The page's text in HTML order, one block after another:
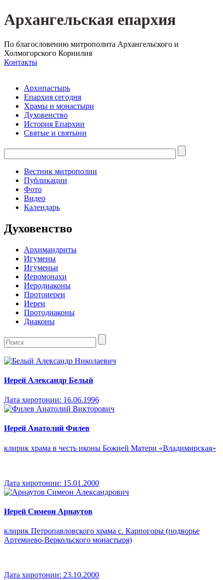
Архангельская епархия
По благословению митрополита Архангельского и
Холмогорского Корнилия
Контакты
Архипастырь
Епархия сегодня
Храмы и монастыри
Духовенство
История Епархии
Святые и святыни
Вестник митрополии
Публикации
Фото
Видео
Календарь
Духовенство
Архимандриты
Игумены
Игуменьи
Иеромонахи
Иеродиаконы
Протоиереи
Иереи
Протодиаконы
Диаконы
Иерей Александр Белый
Дата хиротонии: 16.06.1996
Иерей Анатолий Филев
клирик храма в честь иконы Божией Матери «Владимирская»
Дата хиротонии: 15.01.2000
Иерей Симеон Арнаутов
клирик Петропавловского храма с. Карпогоры (подворье
Артемиево-Веркольского монастыря)
Дата хиротонии: 23.10.2000